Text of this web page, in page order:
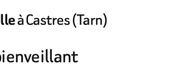
à Castres (Tarn)